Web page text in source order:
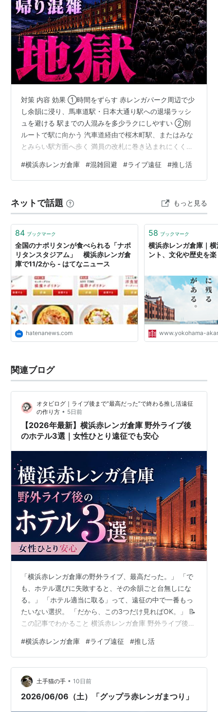
みなとみらい線「馬車道駅」または「日本大通り駅」よ
り徒歩約6分。
「みなとみらい駅」より徒歩約12分。
■バス
桜木町駅前より
100円バスは土曜・日曜・祝日のみ運行。ただし、春・
夏・冬休みは、毎日運行。）
観光スポット周遊バス“あかいくつ”で「赤レンガ倉庫」
下車。
■船
シーバス横浜駅東口・ みなとみらいより「ピア赤レン
ガ」下船。
対策 内容 効果 ①時間をずらす 赤レンガパーク周辺で少
し余韻に浸り、馬車道駅・日本大通り駅への退場ラッシ
ュを避ける 駅までの人混みを多少ラクにしやすい ②別
ルートで駅に向かう 汽車道経由で桜木町駅、またはみな
とみらい駅方面へ歩く 満員の改札に巻き込まれにくくな
朝に回す 一番ストレスが少ない選択肢 ※混雑状況は公演
内容・規制退場の有無・終演時間によって変わります。
は混み合いやすい 「横浜赤レンガ倉庫 帰り 混雑」「横
浜赤レンガ倉庫 野外ライブ」「馬車道駅 混雑」「横浜赤
レンガ倉庫 規制…
#横浜赤レンガ倉庫 #混雑回避 #ライブ遠征 #推し活
ネットで話題 もっと見る
84 ブックマーク
全国のナポリタンが食べられる「ナポ
リタンスタジアム」 横浜赤レンガ倉
庫で11/2から - はてなニュース
hatenanews.com
58 ブックマーク
横浜赤レンガ倉庫｜
ント、文化や歴史を
www.yokohama-
関連ブログ
オタビログ｜ライブ後まで“最高だった”で終わる推し活遠征
の作り方 • 5日前
【2026年最新】横浜赤レンガ倉庫 野外ライブ後
のホテル3選｜女性ひとり遠征でも安心
「横浜赤レンガ倉庫の野外ライブ、最高だった。」 「で
も、ホテル選びに失敗すると、その余韻ごと台無しにな
る。」 「ホテル適当に取る」って、遠征の中で一番もっ
たいない選択。 「だから、この3つだけ見ればOK。」 📝
この記事でわかること 横浜赤レンガ倉庫 野外ライブ後の
会場から駅・ホテルまでの正確なアクセス情報 女性ひと
り遠征でも安心なセキュリティ・治安情報 終演後の混雑
を避けて余韻を持ち帰るコツ 気になるホテルへ今すぐジ
ャンプ①コスパ回復型：ナビオス横浜②安心回復型：ア
パホテル&リゾート〈横浜ベイタワー〉③ご褒美回復
#横浜赤レンガ倉庫 #ライブ遠征 #推し活
土手猫の手 • 10日前
2026/06/06（土）「グップラ赤レンガまつり」